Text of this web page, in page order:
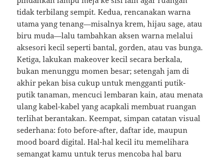
tidak terbilang sempit. Kedua, rencanakan warna
utama yang tenang—misalnya krem, hijau sage, atau
biru muda—lalu tambahkan aksen warna melalui
aksesori kecil seperti bantal, gorden, atau vas bunga.
Ketiga, lakukan makeover kecil secara berkala,
bukan menunggu momen besar; setengah jam di
akhir pekan bisa cukup untuk mengganti putik-
putik tanaman, mencuci lembaran kain, atau menata
ulang kabel-kabel yang acapkali membuat ruangan
terlihat berantakan. Keempat, simpan catatan visual
sederhana: foto before-after, daftar ide, maupun
mood board digital. Hal-hal kecil itu memelihara
semangat kamu untuk terus mencoba hal baru